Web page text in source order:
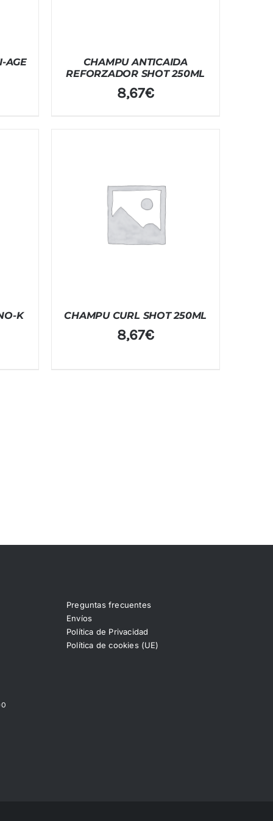
AGE
CHAMPU ANTICAIDA
REFORZADOR SHOT 250ML
8,67€
K
CHAMPU CURL SHOT 250ML
8,67€
Preguntas frecuentes
Envíos
Política de Privacidad
Política de cookies (UE)